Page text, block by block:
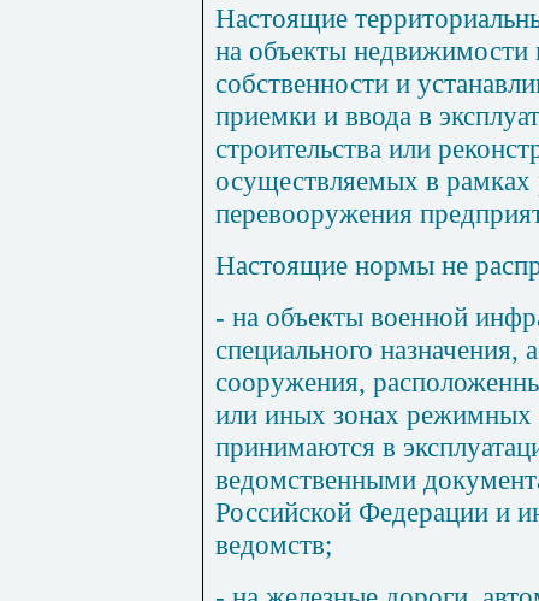
Настоящие
на объекты недвижимости
собственности и
приемки и ввода в
строительства или
осуществляемых в рамках
перевооружения
Настоящие нормы не
- на объекты военной
специального назначения, а
сооружения,
или иных зонах режимных
принимаются в
ведомственными
Российской Федерации и
ведомств;